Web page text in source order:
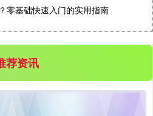
零基础快速入门的实用指南
荐资讯